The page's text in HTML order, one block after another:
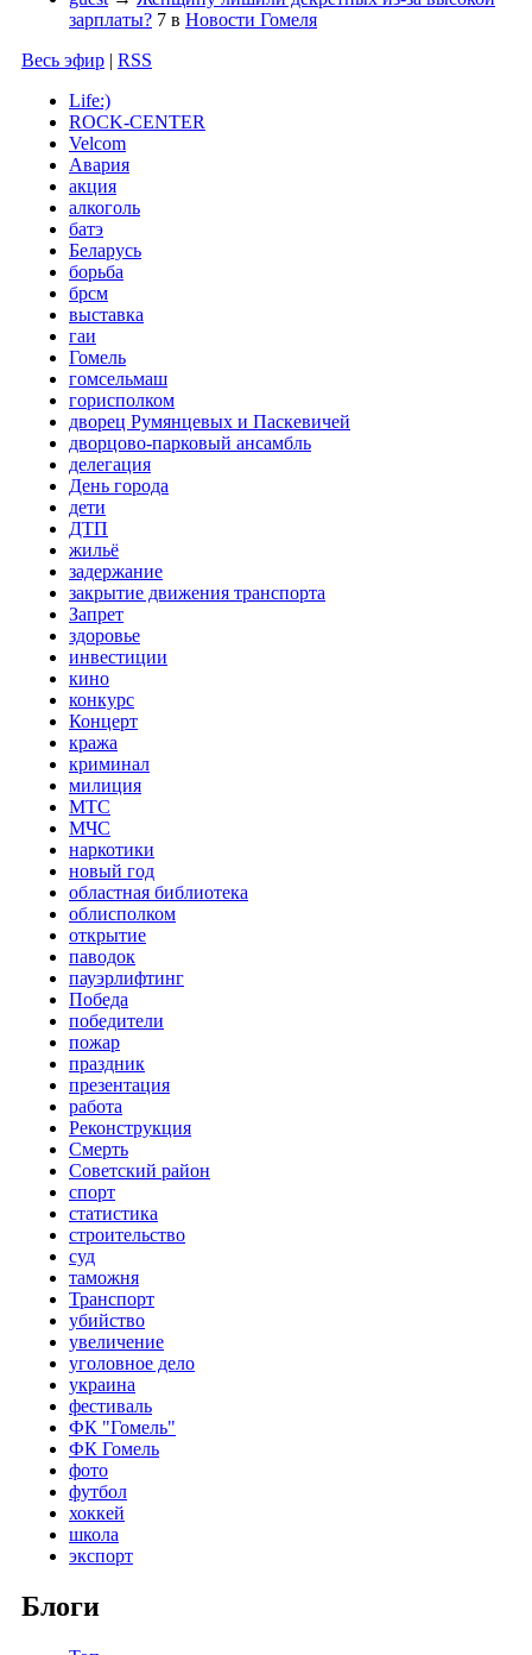
зарплаты? 7 в Новости Гомеля
Весь эфир | RSS
Life:)
ROCK-CENTER
Velcom
Авария
акция
алкоголь
батэ
Беларусь
борьба
брсм
выставка
гаи
Гомель
гомсельмаш
горисполком
дворец Румянцевых и Паскевичей
дворцово-парковый ансамбль
делегация
День города
дети
ДТП
жильё
задержание
закрытие движения транспорта
Запрет
здоровье
инвестиции
кино
конкурс
Концерт
кража
криминал
милиция
МТС
МЧС
наркотики
новый год
областная библиотека
облисполком
открытие
паводок
пауэрлифтинг
Победа
победители
пожар
праздник
презентация
работа
Реконструкция
Смерть
Советский район
спорт
статистика
строительство
суд
таможня
Транспорт
убийство
увеличение
уголовное дело
украина
фестиваль
ФК "Гомель"
ФК Гомель
фото
футбол
хоккей
школа
экспорт
Блоги